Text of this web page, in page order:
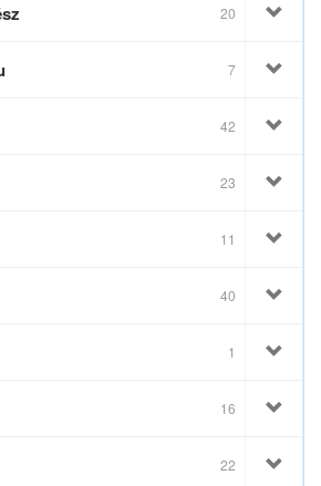
20
7
42
23
11
40
1
16
22